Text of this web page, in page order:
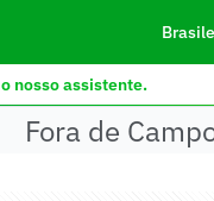
nosso assistente.
Fora de